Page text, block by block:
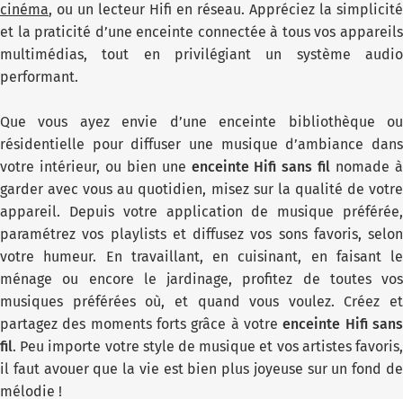
cinéma, ou un lecteur Hifi en réseau. Appréciez la simplicité
et la praticité d’une enceinte connectée à tous vos appareils
multimédias, tout en privilégiant un système audio
performant.
Que vous ayez envie d’une enceinte bibliothèque ou
résidentielle pour diffuser une musique d’ambiance dans
votre intérieur, ou bien une enceinte Hifi sans fil nomade à
garder avec vous au quotidien, misez sur la qualité de votre
appareil. Depuis votre application de musique préférée,
paramétrez vos playlists et diffusez vos sons favoris, selon
votre humeur. En travaillant, en cuisinant, en faisant le
ménage ou encore le jardinage, profitez de toutes vos
musiques préférées où, et quand vous voulez. Créez et
partagez des moments forts grâce à votreenceinte Hifi sans
fil. Peu importe votre style de musique et vos artistes favoris,
il faut avouer que la vie est bien plus joyeuse sur un fond de
mélodie !